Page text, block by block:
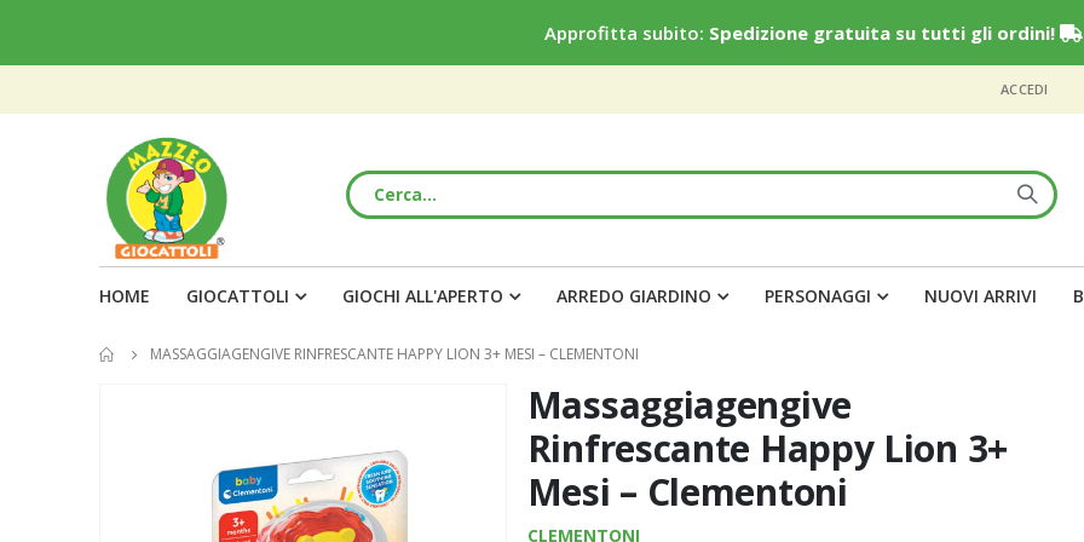
Approfitta subito: Spedizione gratuita su tutti gli ordini!
ACCEDI
HOME GIOCATTOLI GIOCHI ALL'APERTO ARREDO GIARDINO PERSONAGGI NUOVI ARRIVI
MASSAGGIAGENGIVE RINFRESCANTE HAPPY LION 3+ MESI – CLEMENTONI
Massaggiagengive
Rinfrescante Happy Lion 3+
Mesi – Clementoni
CLEMENTONI